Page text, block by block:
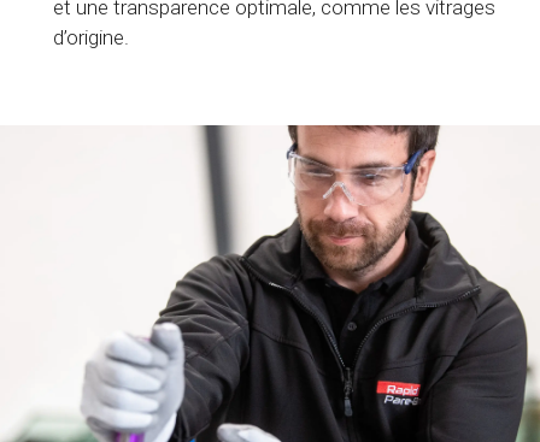
et une transparence optimale, comme les vitrages
d’origine.